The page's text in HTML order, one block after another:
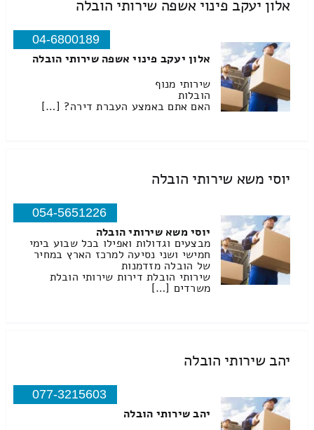
אלון יעקב פינוי אשפה שירותי הובלה
04-6800189
אלון יעקב פינוי אשפה שירותי הובלה
שירותי מנוף
הובלות
האם אתם באמצע העברת דירה? […]
יוסי משא שירותי הובלה
054-5651226
יוסי משא שירותי הובלה
מבצעים וגדולות ואפילו בכל שבוע בימי
חמישי ושני נסיעה למרכז הארץ במחיר
של הובלה מזדמנות
שירותי הובלת דירות שירותי הובלת
משרדים […]
יהב שירותי הובלה
077-3215603
יהב שירותי הובלה